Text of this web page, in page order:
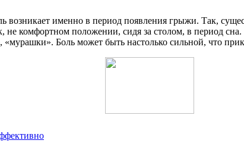
возникает именно в период появления грыжи. Так,
не комфортном положении, сидя за столом, в период
«мурашки». Боль может быть настолько сильной, что